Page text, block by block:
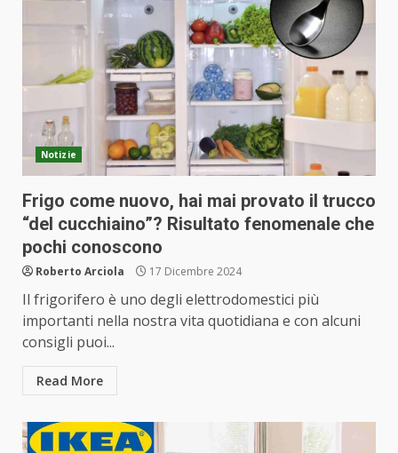
Notizie
Frigo come nuovo, hai mai provato il trucco
“del cucchiaino”? Risultato fenomenale che
pochi conoscono
Roberto Arciola 17 Dicembre 2024
Il frigorifero è uno degli elettrodomestici più
importanti nella nostra vita quotidiana e con alcuni
consigli puoi...
Read More